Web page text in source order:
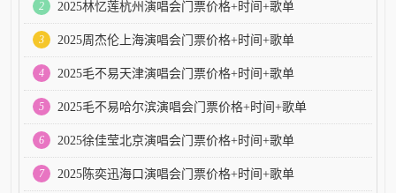
2 2025林忆莲杭州演唱会门票价格+时间+歌单
3 2025周杰伦上海演唱会门票价格+时间+歌单
4 2025毛不易天津演唱会门票价格+时间+歌单
5 2025毛不易哈尔滨演唱会门票价格+时间+歌单
6 2025徐佳莹北京演唱会门票价格+时间+歌单
7 2025陈奕迅海口演唱会门票价格+时间+歌单